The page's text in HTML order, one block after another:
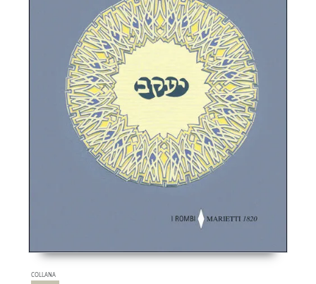
COLLANA